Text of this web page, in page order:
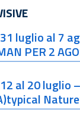
luglio al 7
PER 2
al 20 luglio